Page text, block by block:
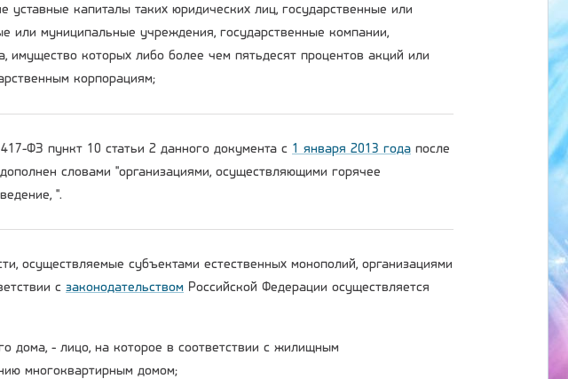
капиталы таких юридических лиц, государственные или
или муниципальные учреждения, государственные компании,
имущество которых либо более чем пятьдесят процентов акций или
корпорациям;
ФЗ пункт 10 статьи 2 данного документа с 1 января 2013 года после
словами "организациями, осуществляющими горячее
".
осуществляемые субъектами естественных монополий, организациями
с законодательством Российской Федерации осуществляется
дома, - лицо, на которое в соответствии с жилищным
многоквартирным домом;